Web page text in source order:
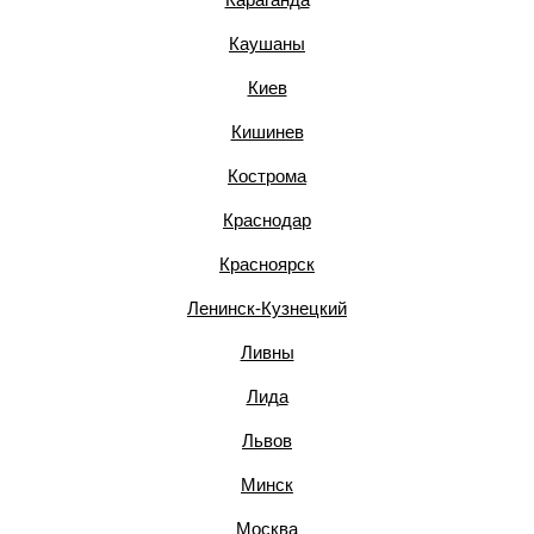
Каушаны
Киев
Кишинев
Кострома
Краснодар
Красноярск
Ленинск-Кузнецкий
Ливны
Лида
Львов
Минск
Москва